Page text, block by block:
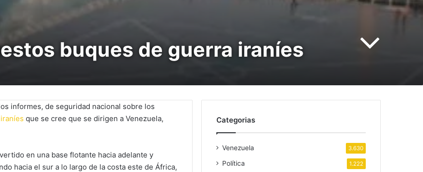
buques de guerra iraníes
informes, de seguridad nacional sobre los
iraníes que se cree que se dirigen a Venezuela,
en una base flotante hacia adelante y
hacia el sur a lo largo de la costa este de África,
Categorias
Venezuela 3.630
Política 1.222